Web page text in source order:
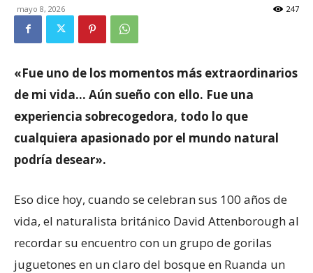
mayo 8, 2026 247
«Fue uno de los momentos más extraordinarios
de mi vida… Aún sueño con ello. Fue una
experiencia sobrecogedora, todo lo que
cualquiera apasionado por el mundo natural
podría desear».
Eso dice hoy, cuando se celebran sus 100 años de
vida, el naturalista británico David Attenborough al
recordar su encuentro con un grupo de gorilas
juguetones en un claro del bosque en Ruanda un